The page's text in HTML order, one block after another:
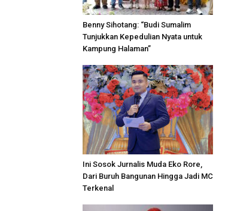
Benny Sihotang: “Budi Sumalim
Tunjukkan Kepedulian Nyata untuk
Kampung Halaman”
Ini Sosok Jurnalis Muda Eko Rore,
Dari Buruh Bangunan Hingga Jadi MC
Terkenal